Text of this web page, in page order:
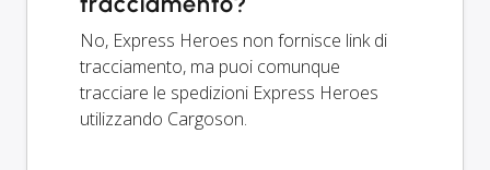
No, Express Heroes non fornisce link di
tracciamento, ma puoi comunque
tracciare le spedizioni Express Heroes
utilizzando Cargoson.